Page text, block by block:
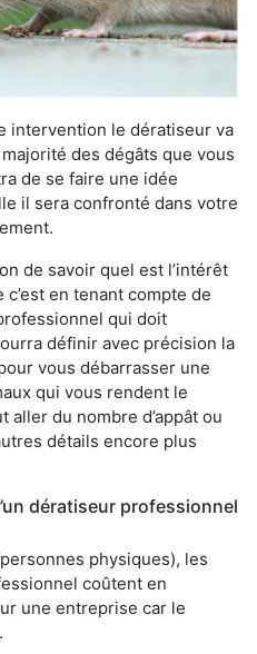
intervention le dératiseur va
des dégâts que vous
de se faire une idée
il sera confronté dans votre
de savoir quel est l’intérêt
en tenant compte de
qui doit
définir avec précision la
vous débarrasser une
qui vous rendent le
du nombre d’appât ou
détails encore plus
dératiseur professionnel
physiques), les
coûtent en
une entreprise car le